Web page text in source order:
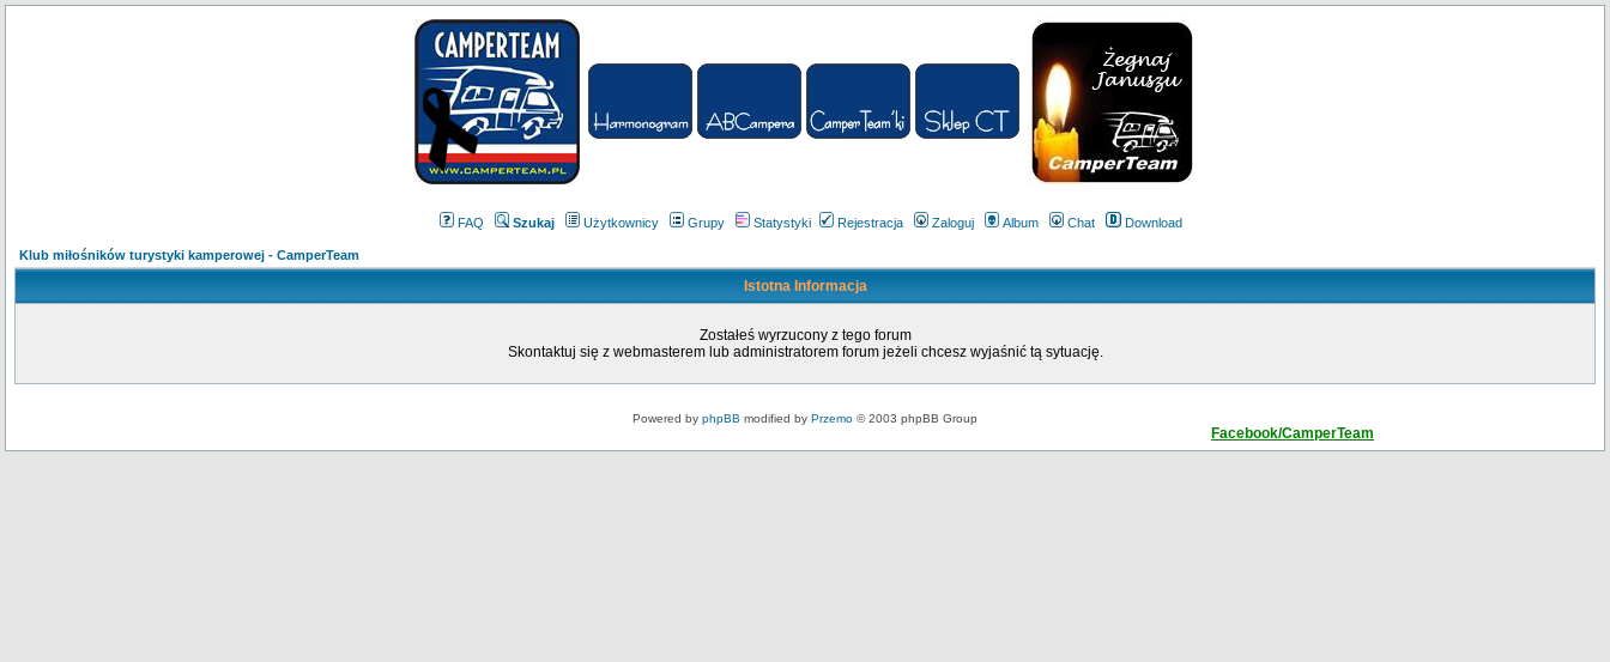
FAQ Szukaj Użytkownicy Grupy Statystyki Rejestracja Zaloguj Album Chat Download
Klub miłośników turystyki kamperowej - CamperTeam
Istotna Informacja
Zostałeś wyrzucony z tego forum
Skontaktuj się z webmasterem lub administratorem forum jeżeli chcesz wyjaśnić tą sytuację.
Powered by phpBB modified by Przemo © 2003 phpBB Group
Facebook/CamperTeam